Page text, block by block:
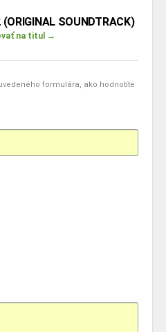
(ORIGINAL SOUNDTRACK)
na titul →
formulára, ako hodnotíte